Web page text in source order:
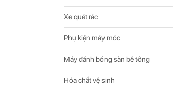
Xe quét rác
Phụ kiện máy móc
Máy đánh bóng sàn bê tông
Hóa chất vệ sinh